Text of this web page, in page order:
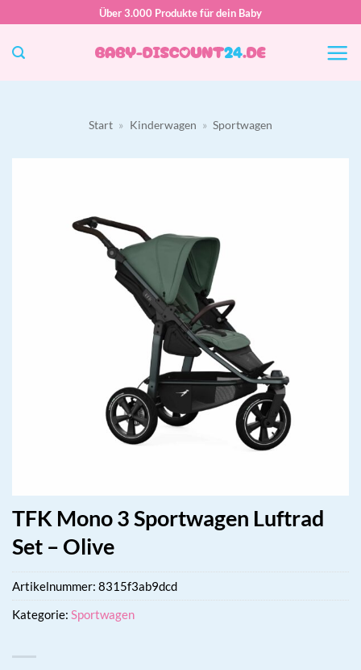
springen
Über 3.000 Produkte für dein Baby
Start » Kinderwagen » Sportwagen
TFK Mono 3 Sportwagen Luftrad
Set – Olive
Artikelnummer: 8315f3ab9dcd
Kategorie: Sportwagen